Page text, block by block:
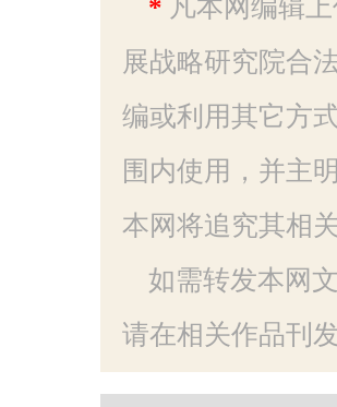
展战略研究院合
编或利用其它方
围内使用，并主
本网将追究其相
如需转发本网
请在相关作品刊